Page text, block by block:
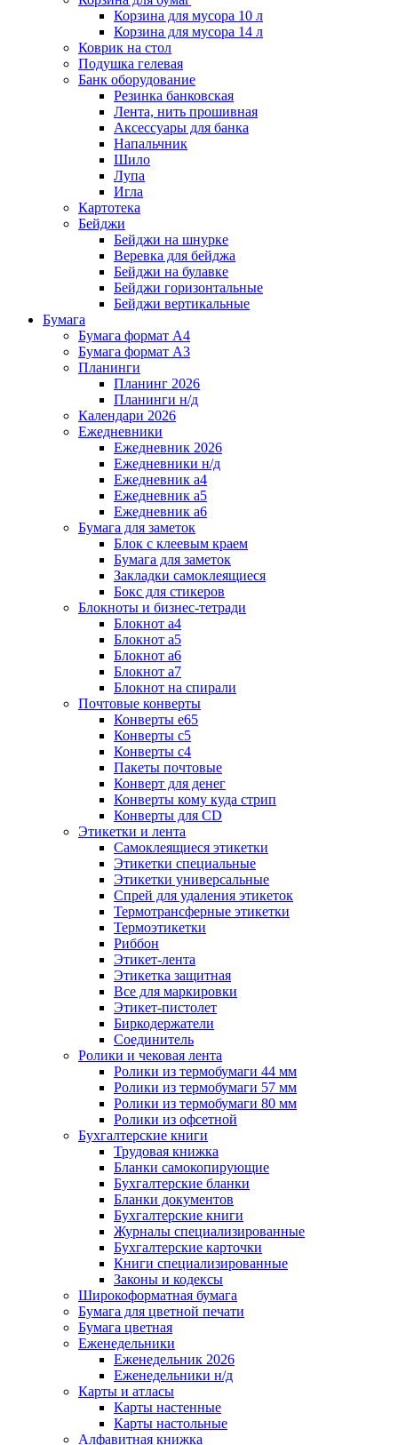
Корзина для мусора 10 л
Корзина для мусора 14 л
Коврик на стол
Подушка гелевая
Банк оборудование
Резинка банковская
Лента, нить прошивная
Аксессуары для банка
Напальчник
Шило
Лупа
Игла
Картотека
Бейджи
Бейджи на шнурке
Веревка для бейджа
Бейджи на булавке
Бейджи горизонтальные
Бейджи вертикальные
Бумага
Бумага формат А4
Бумага формат А3
Планинги
Планинг 2026
Планинги н/д
Календари 2026
Ежедневники
Ежедневник 2026
Ежедневники н/д
Ежедневник а4
Ежедневник а5
Ежедневник а6
Бумага для заметок
Блок с клеевым краем
Бумага для заметок
Закладки самоклеящиеся
Бокс для стикеров
Блокноты и бизнес-тетради
Блокнот а4
Блокнот а5
Блокнот а6
Блокнот а7
Блокнот на спирали
Почтовые конверты
Конверты е65
Конверты с5
Конверты с4
Пакеты почтовые
Конверт для денег
Конверты кому куда стрип
Конверты для CD
Этикетки и лента
Самоклеящиеся этикетки
Этикетки специальные
Этикетки универсальные
Спрей для удаления этикеток
Термотрансферные этикетки
Термоэтикетки
Риббон
Этикет-лента
Этикетка защитная
Все для маркировки
Этикет-пистолет
Биркодержатели
Соединитель
Ролики и чековая лента
Ролики из термобумаги 44 мм
Ролики из термобумаги 57 мм
Ролики из термобумаги 80 мм
Ролики из офсетной
Бухгалтерские книги
Трудовая книжка
Бланки самокопирующие
Бухгалтерские бланки
Бланки документов
Бухгалтерские книги
Журналы специализированные
Бухгалтерские карточки
Книги специализированные
Законы и кодексы
Широкоформатная бумага
Бумага для цветной печати
Бумага цветная
Еженедельники
Еженедельник 2026
Еженедельники н/д
Карты и атласы
Карты настенные
Карты настольные
Алфавитная книжка